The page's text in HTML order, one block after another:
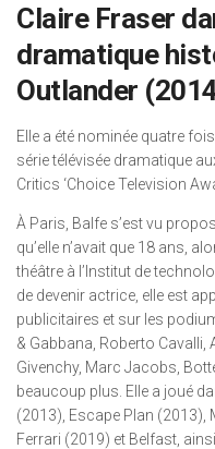
Claire Fraser
dramatique
Outlander
Elle a été nominée quatre
série télévisée dramatique
Critics ‘Choice Television
À Paris, Balfe s’est vu
qu’elle n’avait que 18 ans,
théâtre à l’Institut de
de devenir actrice, elle est
publicitaires et sur les
& Gabbana, Roberto Cavalli,
Givenchy, Marc Jacobs,
beaucoup plus. Elle a joué
(2013), Escape Plan
Ferrari (2019) et Belfast,